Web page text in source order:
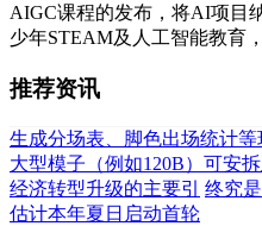
AIGC课程的发布，将AI项目
少年STEAM及人工智能教育
推荐资讯
生成分场表、脚色出场统计等
大型模子（例如120B）可安
经济转型升级的主要引
终究
估计本年夏日启动首轮